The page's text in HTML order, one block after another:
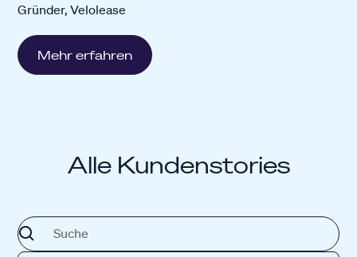
Gründer, Velolease
Mehr erfahren
Alle Kundenstories